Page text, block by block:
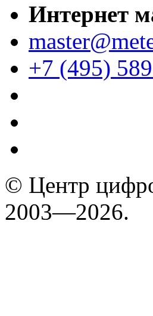
Интернет
+7 (495)
© Центр
2003—2026.